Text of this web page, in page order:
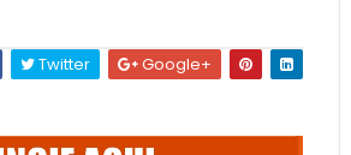
Twitter Google+